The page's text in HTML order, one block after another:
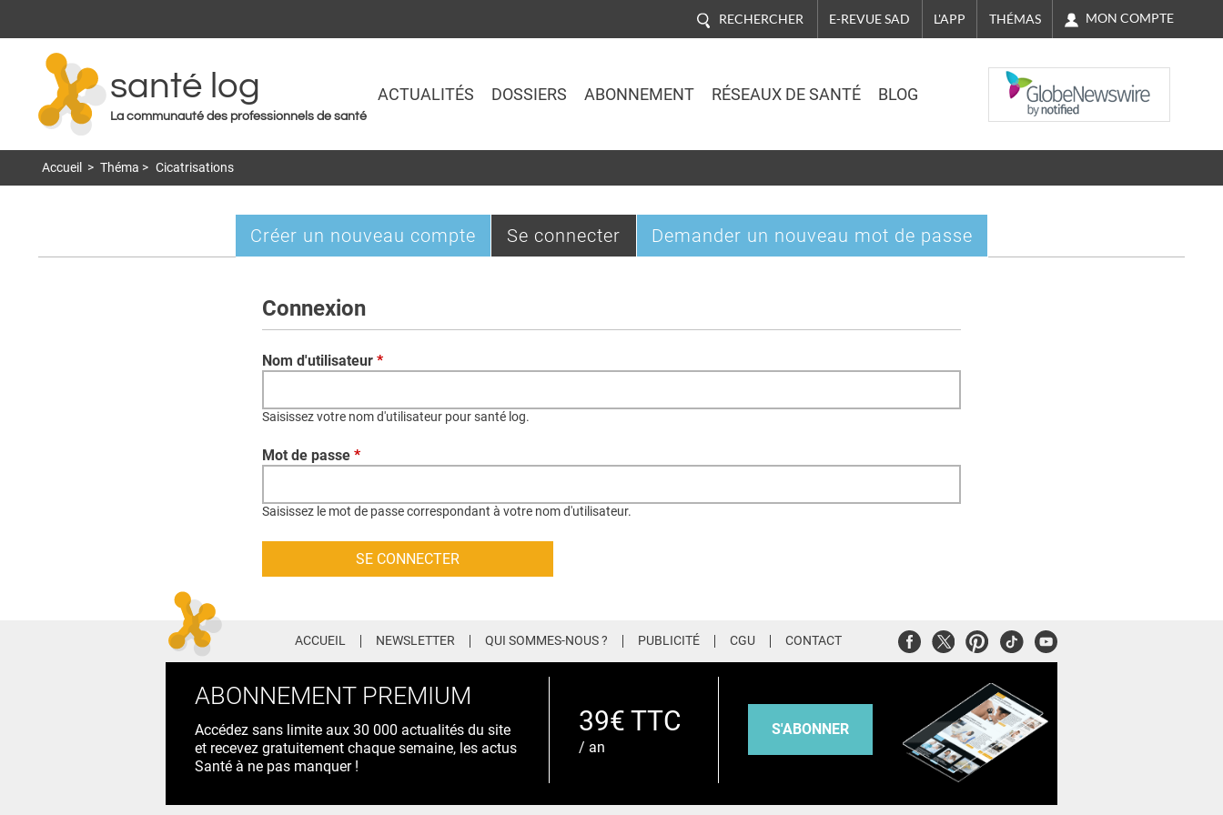
RECHERCHER E-REVUE SAD L'APP THÉMAS MON COMPTE
santé log
La communauté des professionnels de santé
ACTUALITÉS DOSSIERS ABONNEMENT RÉSEAUX DE SANTÉ BLOG
NASDAQ
Accueil > Théma > Cicatrisations
Onglets
Créer un nouveau compte Se connecter (onglet
actif)
Demander un nouveau mot de passe
Connexion
Nom d'utilisateur *
Saisissez votre nom d'utilisateur pour santé log.
Mot de passe *
Saisissez le mot de passe correspondant à votre nom d'utilisateur.
ACCUEIL NEWSLETTER QUI SOMMES-NOUS ? PUBLICITÉ CGU CONTACT FacebookTwitterPinterest
TiktokYoutube
ABONNEMENT PREMIUM
Accédez sans limite aux 30 000 actualités du site
et recevez gratuitement chaque semaine, les actus
Santé à ne pas manquer !
39€ TTC
/ an
S'ABONNER